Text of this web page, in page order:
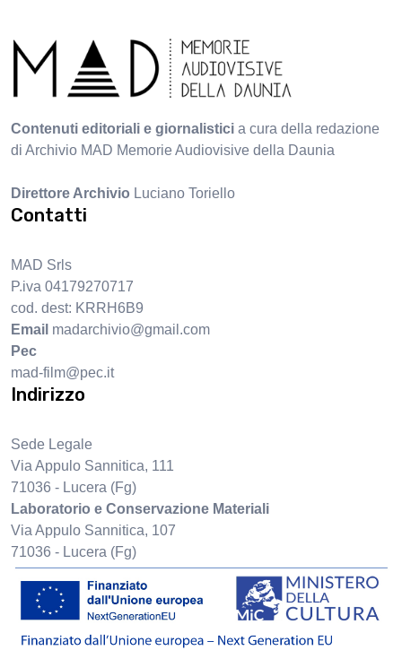
Contenuti editoriali e giornalistici a cura della redazione
di Archivio MAD Memorie Audiovisive della Daunia
Direttore Archivio Luciano Toriello
Contatti
MAD Srls
P.iva 04179270717
cod. dest: KRRH6B9
Email madarchivio@gmail.com
Pec
mad-film@pec.it
Indirizzo
Sede Legale
Via Appulo Sannitica, 111
71036 - Lucera (Fg)
Laboratorio e Conservazione Materiali
Via Appulo Sannitica, 107
71036 - Lucera (Fg)